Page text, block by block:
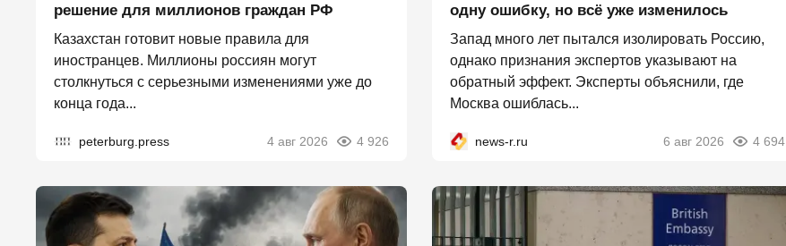
решение для миллионов граждан РФ
Казахстан готовит новые правила для
иностранцев. Миллионы россиян могут
столкнуться с серьезными изменениями уже до
конца года...
peterburg.press 4 авг 2026 4 926
одну ошибку, но всё уже изменилось
Запад много лет пытался изолировать Россию,
однако признания экспертов указывают на
обратный эффект. Эксперты объяснили, где
Москва ошиблась...
news-r.ru 6 авг 2026 4 694